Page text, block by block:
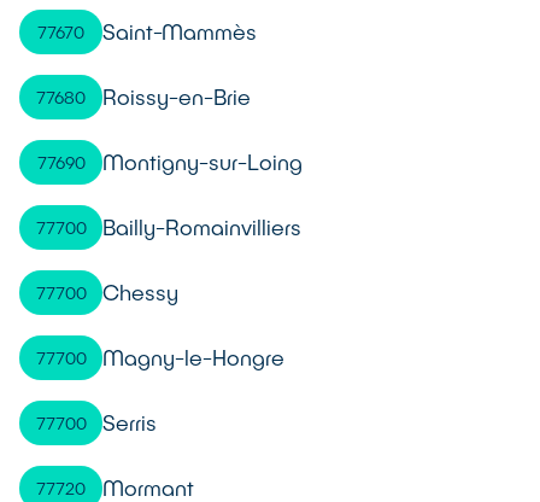
77670 Saint-Mammès
77680 Roissy-en-Brie
77690 Montigny-sur-Loing
77700 Bailly-Romainvilliers
77700 Chessy
77700 Magny-le-Hongre
77700 Serris
77720 Mormant